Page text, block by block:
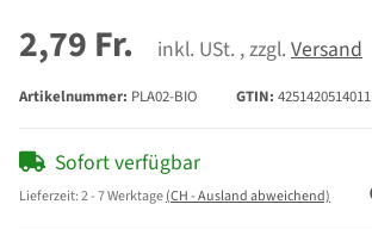
2,79 Fr. inkl. USt. , zzgl. Versand
Artikelnummer: PLA02-BIO GTIN: 4251420514011
Sofort verfügbar
Lieferzeit:2 - 7 Werktage(CH - Ausland abweichend)